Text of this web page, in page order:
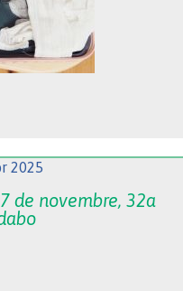
de novembre, 32a